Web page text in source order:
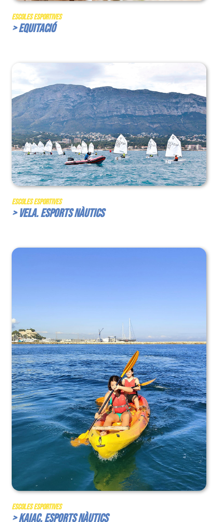
Escoles Esportives
> Equitació
Escoles Esportives
> Vela. Esports Nàutics
Escoles Esportives
> Kaiac. Esports Nàutics